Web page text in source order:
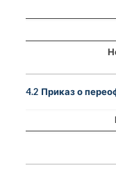
4.2 Приказ о